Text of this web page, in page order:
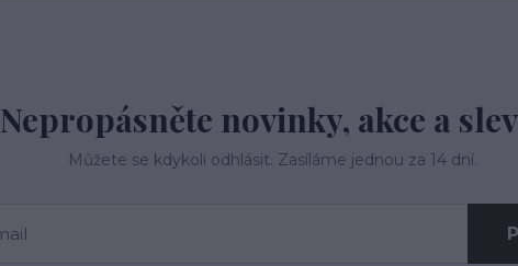
Nepropásněte novinky, akce a
Můžete se kdykoli odhlásit. Zasíláme jednou za 14 dní.